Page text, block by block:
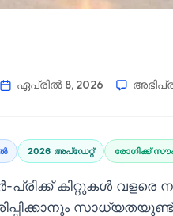
ഏപ്രിൽ 8, 2026
2026 അപ്‌ഡേറ്റ് രോഗിക്ക്
പ്രിക്ക് കിറ്റുകൾ